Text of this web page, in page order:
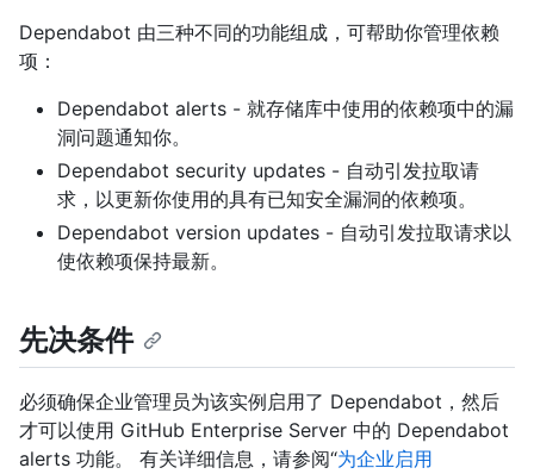
Dependabot 由三种不同的功能组成，可帮助你管理依赖
项：
Dependabot alerts - 就存储库中使用的依赖项中的漏
洞问题通知你。
Dependabot security updates - 自动引发拉取请
求，以更新你使用的具有已知安全漏洞的依赖项。
Dependabot version updates - 自动引发拉取请求以
使依赖项保持最新。
先决条件
必须确保企业管理员为该实例启用了 Dependabot，然后
才可以使用 GitHub Enterprise Server 中的 Dependabot
alerts 功能。 有关详细信息，请参阅“为企业启用